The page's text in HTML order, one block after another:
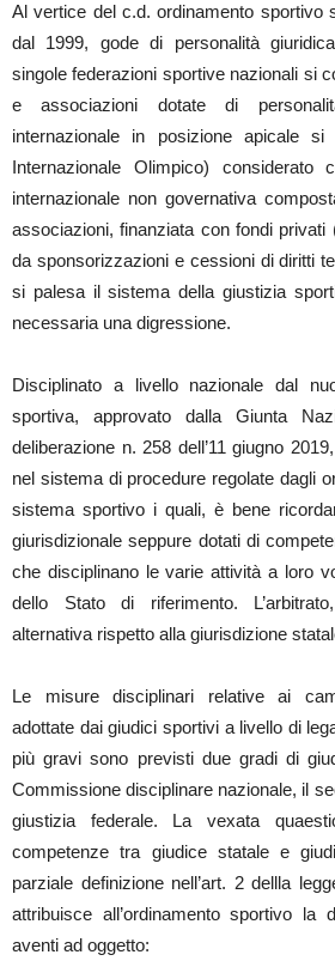
Al vertice del c.d. ordinamento sportivo
dal 1999, gode di personalità
singole federazioni sportive nazionali si
e associazioni dotate di
internazionale in posizione apicale
Internazionale Olimpico) considerato
internazionale non governativa
associazioni, finanziata con fondi privati
da sponsorizzazioni e cessioni di diritti
si palesa il sistema della giustizia
necessaria una digressione.
Disciplinato a livello nazionale dal
sportiva, approvato dalla Giunta
deliberazione n. 258 dell’11 giugno
nel sistema di procedure regolate dagli
sistema sportivo i quali, è bene
giurisdizionale seppure dotati di
che disciplinano le varie attività a loro
dello Stato di riferimento.
alternativa rispetto alla giurisdizione
Le misure disciplinari relative ai
adottate dai giudici sportivi a livello di
più gravi sono previsti due gradi di
Commissione disciplinare nazionale, il
giustizia federale. La vexata
competenze tra giudice statale e
parziale definizione nell’art. 2 dellla
attribuisce all’ordinamento sportivo la
aventi ad oggetto: